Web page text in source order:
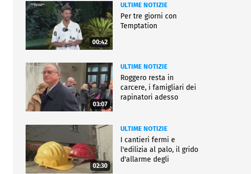
00:42
ULTIME NOTIZIE
Per tre giorni con
Temptation
03:07
ULTIME NOTIZIE
Roggero resta in
carcere, i famigliari dei
rapinatori adesso
02:30
ULTIME NOTIZIE
I cantieri fermi e
l'edilizia al palo, il grido
d'allarme degli